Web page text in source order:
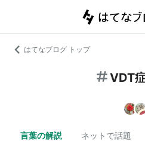
はてなブログ トップ
VDT
言葉の解説 ネットで話題